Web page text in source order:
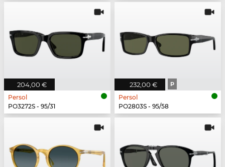
204,00 €
Persol
PO3272S - 95/31
232,00 € P
Persol
PO2803S - 95/58